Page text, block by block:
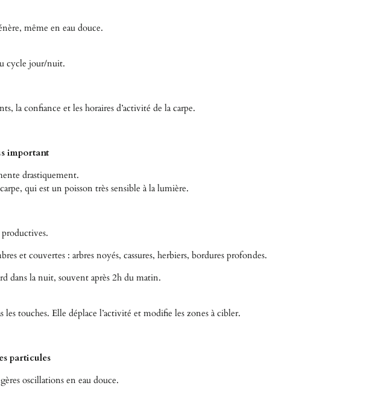
même en eau douce.
cycle jour/nuit.
la confiance et les horaires d’activité de la carpe.
important
drastiquement.
qui est un poisson très sensible à la lumière.
et couvertes : arbres noyés, cassures, herbiers, bordures profondes.
dans la nuit, souvent après 2h du matin.
touches. Elle déplace l’activité et modifie les zones à cibler.
particules
oscillations en eau douce.